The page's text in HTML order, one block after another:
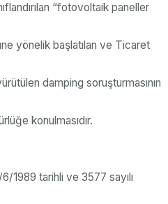
“fotovoltaik paneller
yönelik başlatılan ve Ticaret
damping soruşturmasının
konulmasıdır.
1989 tarihli ve 3577 sayılı